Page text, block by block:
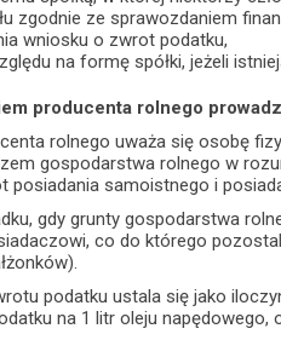
zgodnie ze sprawozdaniem
wniosku o zwrot podatku,
na formę spółki, jeżeli
producenta rolnego
rolnego uważa się osobę
gospodarstwa rolnego w
posiadania samoistnego i
gdy grunty gospodarstwa
co do którego
podatku ustala się jako
na 1 litr oleju napędowego,